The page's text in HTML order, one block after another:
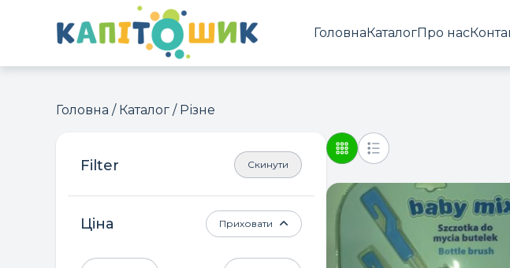
ГоловнаКаталогПро нас
Головна / Каталог / Різне
Скинути
Ціна Приховати